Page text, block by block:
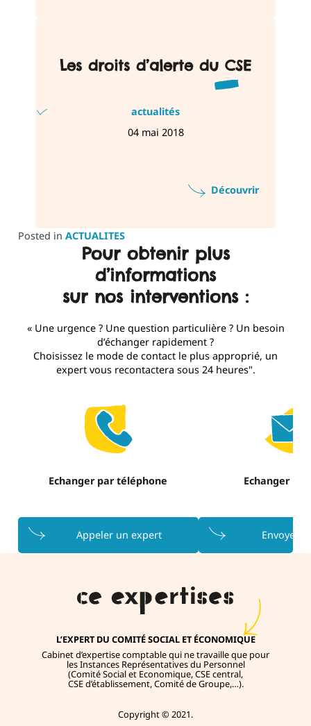
Les droits d’alerte du CSE
actualités
04 mai 2018
Découvrir
Posted in ACTUALITES
Pour obtenir plus
d’informations
sur nos interventions :
« Une urgence ? Une question particulière ? Un besoin
d’échanger rapidement ?
Choisissez le mode de contact le plus approprié, un
expert vous recontactera sous 24 heures".
Echanger par téléphone
Appeler un expert
Echanger
Envoyer
L’EXPERT DU COMITÉ SOCIAL ET ÉCONOMIQUE
Cabinet d’expertise comptable qui ne travaille que pour
les Instances Représentatives du Personnel
(Comité Social et Economique, CSE central,
CSE d’établissement, Comité de Groupe,…).
Copyright © 2021.